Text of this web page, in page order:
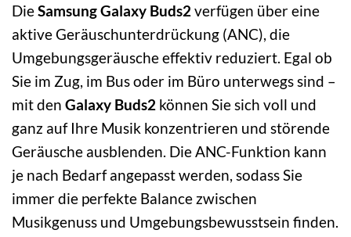
DieSamsung Galaxy Buds2 verfügen über eine
aktive Geräuschunterdrückung (ANC), die
Umgebungsgeräusche effektiv reduziert. Egal ob
Sie im Zug, im Bus oder im Büro unterwegs sind –
mit den Galaxy Buds2 können Sie sich voll und
ganz auf Ihre Musik konzentrieren und störende
Geräusche ausblenden. Die ANC-Funktion kann
je nach Bedarf angepasst werden, sodass Sie
immer die perfekte Balance zwischen
Musikgenuss und Umgebungsbewusstsein finden.